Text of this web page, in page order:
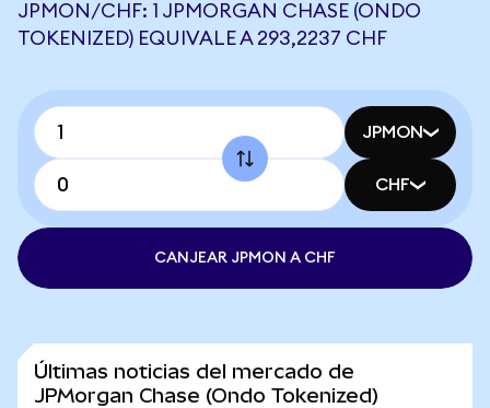
JPMON/CHF: 1 JPMORGAN CHASE (ONDO
TOKENIZED) EQUIVALE A 293,2237 CHF
JPMON
CHF
CANJEAR JPMON A CHF
Últimas noticias del mercado de
JPMorgan Chase (Ondo Tokenized)